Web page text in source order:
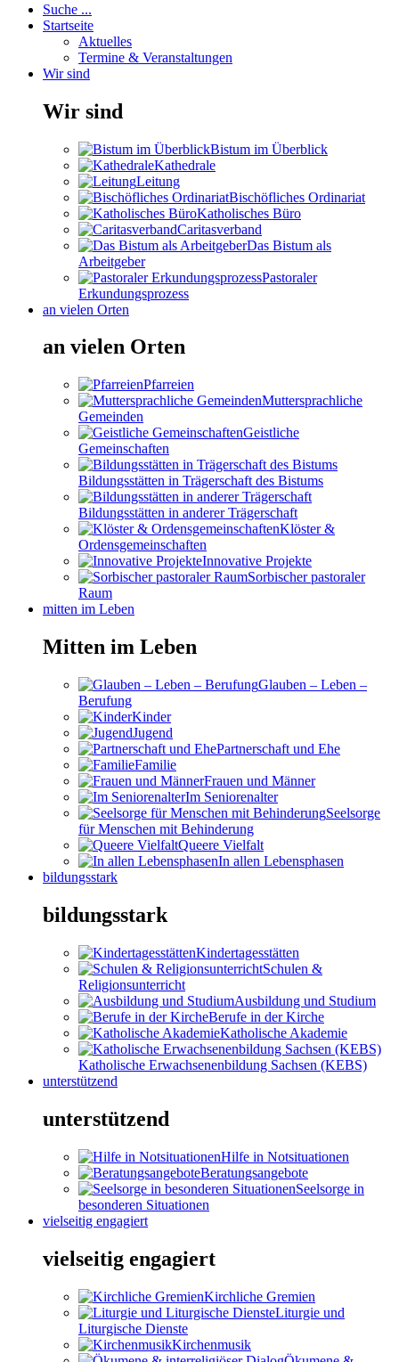
Suche ...
Startseite
Aktuelles
Termine & Veranstaltungen
Wir sind
Wir sind
Bistum im Überblick
Kathedrale
Leitung
Bischöfliches Ordinariat
Katholisches Büro
Caritasverband
Das Bistum als
Arbeitgeber
Pastoraler
Erkundungsprozess
an vielen Orten
an vielen Orten
Pfarreien
Muttersprachliche
Gemeinden
Geistliche
Gemeinschaften
Bildungsstätten in Trägerschaft des Bistums
Bildungsstätten in anderer Trägerschaft
Klöster &
Ordensgemeinschaften
Innovative Projekte
Sorbischer pastoraler
Raum
mitten im Leben
Mitten im Leben
Glauben – Leben –
Berufung
Kinder
Jugend
Partnerschaft und Ehe
Familie
Frauen und Männer
Im Seniorenalter
Seelsorge
für Menschen mit Behinderung
Queere Vielfalt
In allen Lebensphasen
bildungsstark
bildungsstark
Kindertagesstätten
Schulen &
Religionsunterricht
Ausbildung und Studium
Berufe in der Kirche
Katholische Akademie
Katholische Erwachsenenbildung Sachsen (KEBS)
unterstützend
unterstützend
Hilfe in Notsituationen
Beratungsangebote
Seelsorge in
besonderen Situationen
vielseitig engagiert
vielseitig engagiert
Kirchliche Gremien
Liturgie und
Liturgische Dienste
Kirchenmusik